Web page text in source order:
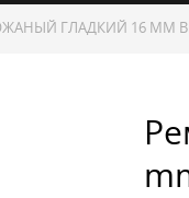
ЧАСЫ
ГЛАДКИЙ 16 MM